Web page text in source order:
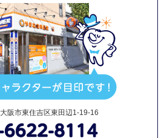
阪市東住吉区東田辺1-19-16